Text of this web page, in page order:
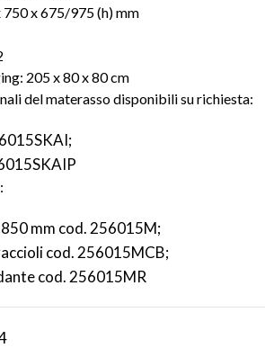
x 675/975 (h) mm
205 x 80 x 80 cm
del materasso disponibili su richiesta:
mm cod. 256015M;
cod. 256015MCB;
cod. 256015MR